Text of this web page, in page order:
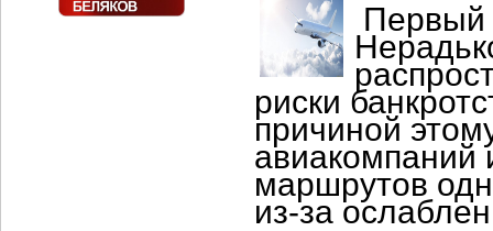
Первый
риски
причиной
авиакомпаний
маршрутов
из-за